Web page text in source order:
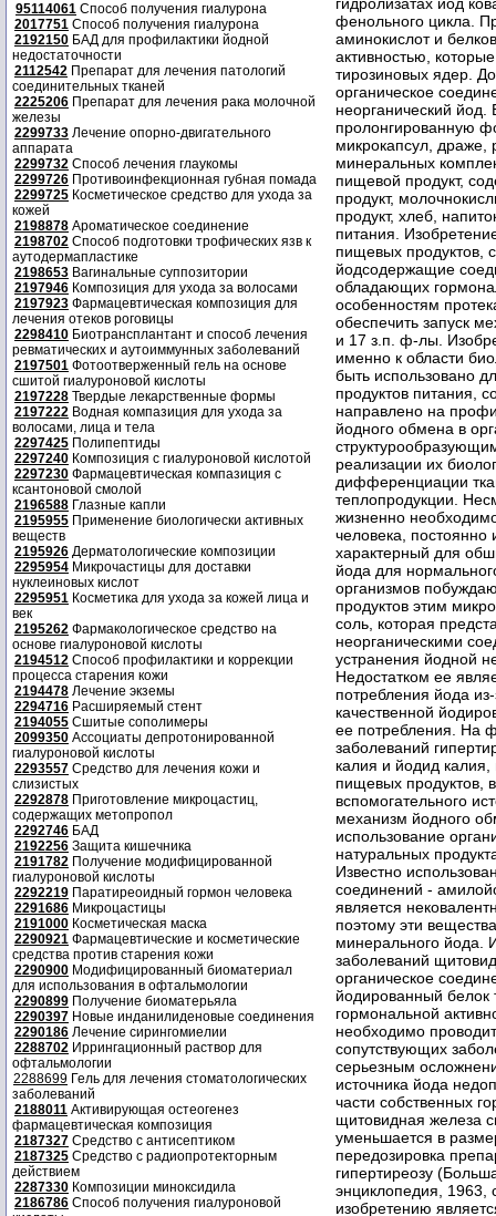
95114061 Способ получения гиалурона
2017751 Способ получения гиалурона
2192150 БАД для профилактики йодной
недостаточности
2112542 Препарат для лечения патологий
соединительных тканей
2225206 Препарат для лечения рака молочной
железы
2299733 Лечение опорно-двигательного
аппарата
2299732 Способ лечения глаукомы
2299726 Противоинфекционная губная помада
2299725 Косметическое средство для ухода за
кожей
2198878 Ароматическое соединение
2198702 Способ подготовки трофических язв к
аутодермапластике
2198653 Вагинальные суппозитории
2197946 Композиция для ухода за волосами
2197923 Фармацевтическая композиция для
лечения отеков роговицы
2298410 Биотрансплантант и способ лечения
ревматических и аутоиммунных заболеваний
2197501 Фотоотверженный гель на основе
сшитой гиалуроновой кислоты
2197228 Твердые лекарственные формы
2197222 Водная компазиция для ухода за
волосами, лица и тела
2297425 Полипептиды
2297240 Композиция с гиалуроновой кислотой
2297230 Фармацевтическая компазиция с
ксантоновой смолой
2196588 Глазные капли
2195955 Применение биологически активных
веществ
2195926 Дерматологические композиции
2295954 Микрочастицы для доставки
нуклеиновых кислот
2295951 Косметика для ухода за кожей лица и
век
2195262 Фармакологическое средство на
основе гиалуроновой кислоты
2194512 Способ профилактики и коррекции
процесса старения кожи
2194478 Лечение экземы
2294716 Расширяемый стент
2194055 Сшитые сополимеры
2099350 Ассоциаты депротонированной
гиалуроновой кислоты
2293557 Средство для лечения кожи и
слизистых
2292878 Приготовление микроцастиц,
содержащих метопропол
2292746 БАД
2192256 Защита кишечника
2191782 Получение модифицированной
гиалуроновой кислоты
2292219 Паратиреоидный гормон человека
2291686 Микроцастицы
2191000 Косметическая маска
2290921 Фармацевтические и косметические
средства против старения кожи
2290900 Модифицированный биоматериал
для использования в офтальмологии
2290899 Получение биоматерьяла
2290397 Новые инданилиденовые соединения
2290186 Лечение сирингомиелии
2288702 Иррингационный раствор для
офтальмологии
2288699 Гель для лечения стоматологических
заболеваний
2188011 Активирующая остеогенез
фармацевтическая композиция
2187327 Средство с антисептиком
2187325 Средство с радиопротекторным
действием
2287330 Композиции миноксидила
2186786 Способ получения гиалуроновой